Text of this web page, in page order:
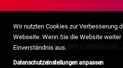
© 2026 Lars Castellucci.
Wir nutzten Cookies zur Verbesserung
Webseite. Wenn Sie die Website
Einverständnis aus.
Datenschutzeinstellungen anpassen